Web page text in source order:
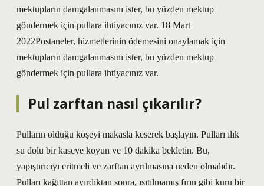
mektupların damgalanmasını ister, bu yüzden mektup
göndermek için pullara ihtiyacınız var. 18 Mart
2022Postaneler, hizmetlerinin ödemesini onaylamak için
mektupların damgalanmasını ister, bu yüzden mektup
göndermek için pullara ihtiyacınız var.
Pul zarftan nasıl çıkarılır?
Pulların olduğu köşeyi makasla keserek başlayın. Pulları ılık
su dolu bir kaseye koyun ve 10 dakika bekletin. Bu,
yapıştırıcıyı eritmeli ve zarftan ayrılmasına neden olmalıdır.
Pulları kağıttan ayırdıktan sonra, ısıtılmamış fırın gibi kuru bir